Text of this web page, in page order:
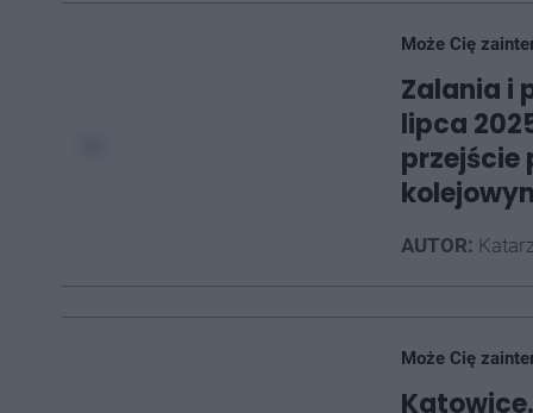
Może Cię
Zalania i
lipca
przejście
AUTOR:
Może Cię